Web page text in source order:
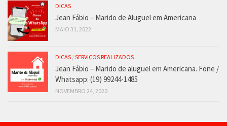
DICAS
Jean Fábio – Marido de Aluguel em Americana
MAIO 31, 2022
DICAS /SERVIÇOS REALIZADOS
Jean Fábio – Marido de aluguel em Americana. Fone /
Whatsapp: (19) 99244-1485
NOVEMBRO 24, 2020